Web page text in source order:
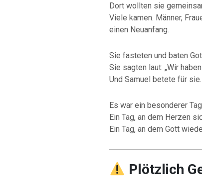
Dort wollten sie
Viele kamen. Männer,
einen Neuanfang.
Sie fasteten und baten
Sie sagten laut: „Wir
Und Samuel betete für sie.
Es war ein besonderer
Ein Tag, an dem Herzen
Ein Tag, an dem Gott
Plötzlich